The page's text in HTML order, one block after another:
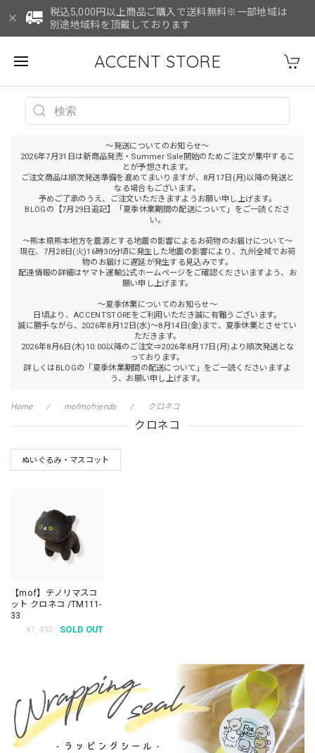
税込5,000円以上商品ご購入で送料無料※一部地域は
別途地域料を頂戴しております
ACCENT STORE
～発送についてのお知らせ～
2026年7月31日は新商品発売・Summer Sale開始のためご注文が集中するこ
とが予想されます。
ご注文商品は順次発送準備を進めてまいりますが、8月17日(月)以降の発送と
なる場合もございます。
予めご了承のうえ、ご注文いただきますようお願い申し上げます。
BLOGの【7月29日追記】「夏季休業期間の配送について」をご一読くださ
い。
～熊本県熊本地方を震源とする地震の影響によるお荷物のお届けについて～
現在、7月28日(火)16時30分頃に発生した地震の影響により、九州全域でお荷
物のお届けに遅延が発生する見込みです。
配達情報の詳細はヤマト運輸公式ホームページをご確認くださいますよう、お
願い申し上げます。
～夏季休業についてのお知らせ～
日頃より、ACCENTSTOREをご利用いただき誠に有難うございます。
誠に勝手ながら、2026年8月12日(水)～8月14日(金)まで、夏季休業とさせてい
ただきます。
2026年8月6日(木)10:00以降のご注文⇒2026年8月17日(月)より順次発送とな
っております。
詳しくはBLOGの「夏季休業期間の配送について」をご一読くださいますよ
う、お願い申し上げます。
Home mofmofriends クロネコ
クロネコ
ぬいぐるみ・マスコット
【mof】テノリマスコ
ット クロネコ /TM111-
33
¥1,430
SOLD OUT